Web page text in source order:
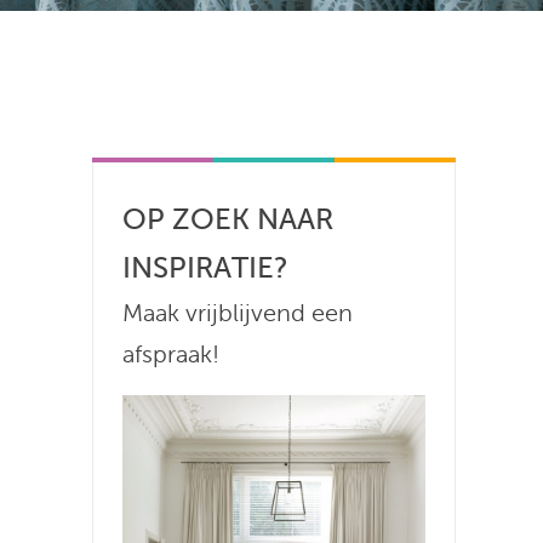
OP ZOEK NAAR
INSPIRATIE?
Maak vrijblijvend een
afspraak!